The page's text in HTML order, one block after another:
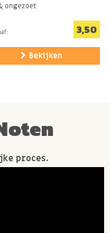
ongezoet
3,50
Bekijken
proces.